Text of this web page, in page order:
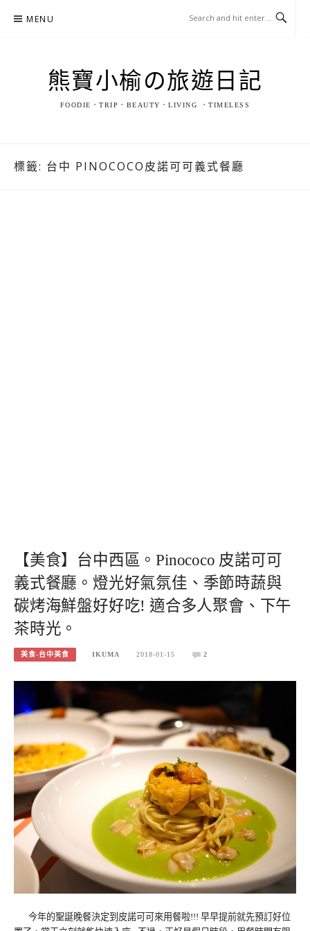
MENU
熊寶小榆の旅遊日記
FOODIE．TRIP．BEAUTY．LIVING ．TIMELESS
標籤: 台中 PINOCOCO皮諾可可義式餐廳
【美食】台中西區。Pinococo 皮諾可可
義式餐廳。燈光好氣氛佳、季節時蔬與
碳烤海鮮盤好好吃! 適合多人聚會、下午
茶時光。
美食-台中美食 IKUMA 2018-01-15 2
今年的聖誕晚餐決定到皮諾可可來用餐啦!!! 早早提前就先預訂好位